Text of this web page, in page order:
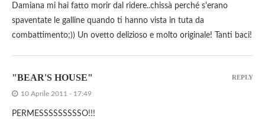
Damiana mi hai fatto morir dal ridere..chissà perché s'erano
spaventate le galline quando ti hanno vista in tuta da
combattimento;)) Un ovetto delizioso e molto originale! Tanti baci!
"BEAR'S HOUSE"
10 Aprile 2011 - 17:49
PERMESSSSSSSSSO!!!
REPLY